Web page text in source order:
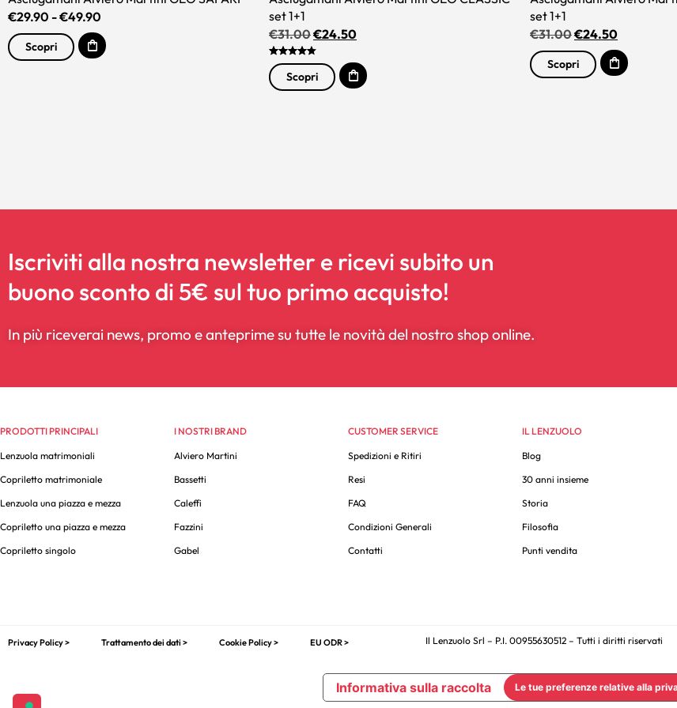
€29.90 -€49.90
Scopri
set 1+1
€31.00€24.50
Scopri
set 1+1
€31.00€24.50
Scopri
Iscriviti alla nostra newsletter e ricevi subito un
buono sconto di 5€ sul tuo primo acquisto!
In più riceverai news, promo e anteprime su tutte le novità del nostro shop online.
PRODOTTI PRINCIPALI
Lenzuola matrimoniali
Copriletto matrimoniale
Lenzuola una piazza e mezza
Copriletto una piazza e mezza
Copriletto singolo
I NOSTRI BRAND
Alviero Martini
Bassetti
Caleffi
Fazzini
Gabel
CUSTOMER SERVICE
Spedizioni e Ritiri
Resi
FAQ
Condizioni Generali
Contatti
IL LENZUOLO
Blog
30 anni insieme
Storia
Filosofia
Punti vendita
Privacy Policy > Trattamento dei dati > Cookie Policy > EU ODR > Il Lenzuolo Srl – P.I. 00955630512 – Tutti i diritti riservati
Informativa sulla raccolta Le tue preferenze relative alla